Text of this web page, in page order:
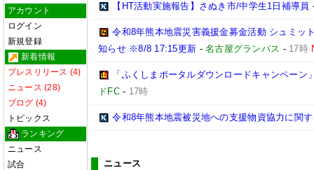
アカウント
ログイン
新規登録
新着情報
プレスリリース (4)
ニュース (28)
ブログ (4)
トピックス
ランキング
ニュース
試合
【HT活動実施報告】さぬき市/中学生1日補導員
令和8年熊本地震災害義援金募金活動 シュミッ
知らせ ※8/8 17:15更新 -名古屋グランパス - 17時
「ふくしまポータルダウンロードキャンペーン
ドFC- 17時
令和8年熊本地震被災地への支援物資協力に関
ニュース